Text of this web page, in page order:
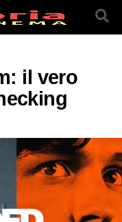
il vero